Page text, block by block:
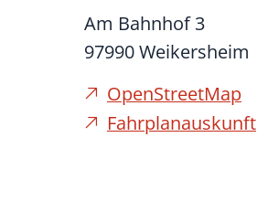
Am Bahnhof 3
97990Weikersheim
OpenStreetMap
Fahrplanauskunft